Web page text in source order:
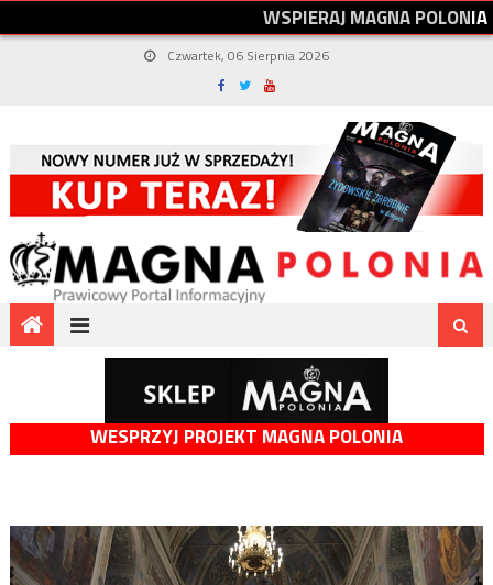
WSPIERAJMAGNAPOLONIA
Czwartek, 06 Sierpnia 2026
WESPRZYJ PROJEKT MAGNA POLONIA